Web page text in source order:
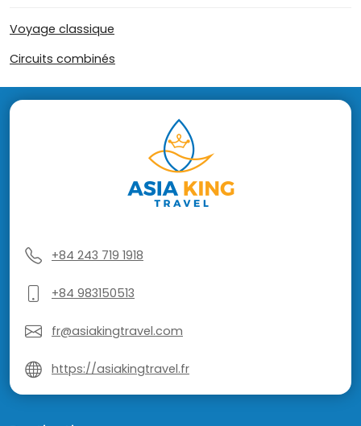
Voyage classique
Circuits combinés
+84 243 719 1918
+84 983150513
fr@asiakingtravel.com
https://asiakingtravel.fr